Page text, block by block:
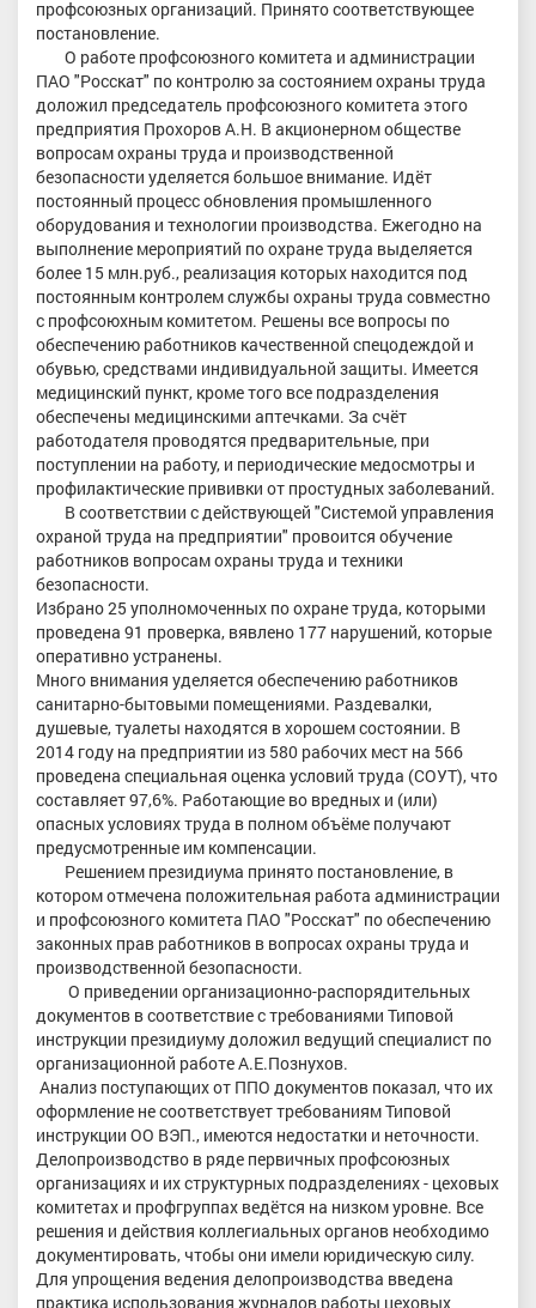
профсоюзных организаций. Принято соответствующее
постановление.
О работе профсоюзного комитета и администрации
ПАО "Росскат" по контролю за состоянием охраны труда
доложил председатель профсоюзного комитета этого
предприятия Прохоров А.Н. В акционерном обществе
вопросам охраны труда и производственной
безопасности уделяется большое внимание. Идёт
постоянный процесс обновления промышленного
оборудования и технологии производства. Ежегодно на
выполнение мероприятий по охране труда выделяется
более 15 млн.руб., реализация которых находится под
постоянным контролем службы охраны труда совместно
с профсоюхным комитетом. Решены все вопросы по
обеспечению работников качественной спецодеждой и
обувью, средствами индивидуальной защиты. Имеется
медицинский пункт, кроме того все подразделения
обеспечены медицинскими аптечками. За счёт
работодателя проводятся предварительные, при
поступлении на работу, и периодические медосмотры и
профилактические прививки от простудных заболеваний.
В соответствии с действующей "Системой управления
охраной труда на предприятии" провоится обучение
работников вопросам охраны труда и техники
безопасности.
Избрано 25 уполномоченных по охране труда, которыми
проведена 91 проверка, вявлено 177 нарушений, которые
оперативно устранены.
Много внимания уделяется обеспечению работников
санитарно-бытовыми помещениями. Раздевалки,
душевые, туалеты находятся в хорошем состоянии. В
2014 году на предприятии из 580 рабочих мест на 566
проведена специальная оценка условий труда (СОУТ), что
составляет 97,6%. Работающие во вредных и (или)
опасных условиях труда в полном объёме получают
предусмотренные им компенсации.
Решением президиума принято постановление, в
котором отмечена положительная работа администрации
и профсоюзного комитета ПАО "Росскат" по обеспечению
законных прав работников в вопросах охраны труда и
производственной безопасности.
О приведении организационно-распорядительных
документов в соответствие с требованиями Типовой
инструкции президиуму доложил ведущий специалист по
организационной работе А.Е.Познухов.
Анализ поступающих от ППО документов показал, что их
оформление не соответствует требованиям Типовой
инструкции ОО ВЭП., имеются недостатки и неточности.
Делопроизводство в ряде первичных профсоюзных
организациях и их структурных подразделениях - цеховых
комитетах и профгруппах ведётся на низком уровне. Все
решения и действия коллегиальных органов необходимо
документировать, чтобы они имели юридическую силу.
Для упрощения ведения делопроизводства введена
практика использования журналов работы цеховых